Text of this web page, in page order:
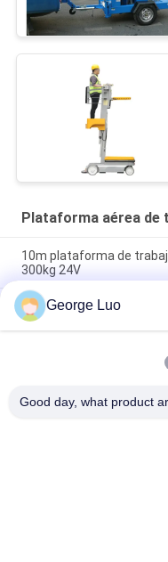
Plataforma aérea de
10m plataforma de
300kg 24V
Elevación aérea de la
aéreo de la elevación del
aleación de aluminio de
Elevador eléctrico
George Luo
Good day, what product